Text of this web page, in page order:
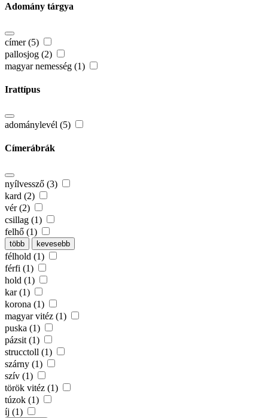
Adomány tárgya
címer (5)
pallosjog (2)
magyar nemesség (1)
Irattípus
adománylevél (5)
Címerábrák
nyílvessző (3)
kard (2)
vér (2)
csillag (1)
felhő (1)
több kevesebb
félhold (1)
férfi (1)
hold (1)
kar (1)
korona (1)
magyar vitéz (1)
puska (1)
pázsit (1)
strucctoll (1)
szárny (1)
szív (1)
török vitéz (1)
túzok (1)
íj (1)